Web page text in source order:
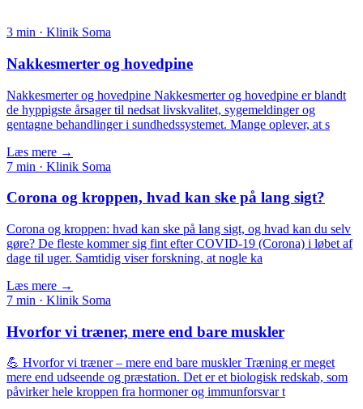
3 min · Klinik Soma
Nakkesmerter og hovedpine
Nakkesmerter og hovedpine Nakkesmerter og hovedpine er blandt
de hyppigste årsager til nedsat livskvalitet, sygemeldinger og
gentagne behandlinger i sundhedssystemet. Mange oplever, at s
Læs mere →
7 min · Klinik Soma
Corona og kroppen, hvad kan ske på lang sigt?
Corona og kroppen: hvad kan ske på lang sigt, og hvad kan du selv
gøre? De fleste kommer sig fint efter COVID-19 (Corona) i løbet af
dage til uger. Samtidig viser forskning, at nogle ka
Læs mere →
7 min · Klinik Soma
Hvorfor vi træner, mere end bare muskler
💪 Hvorfor vi træner – mere end bare muskler Træning er meget
mere end udseende og præstation. Det er et biologisk redskab, som
påvirker hele kroppen fra hormoner og immunforsvar t